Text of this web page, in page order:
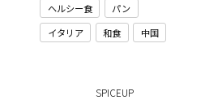
ヘルシー食
パン
イタリア
和食 中国
SPICEUP